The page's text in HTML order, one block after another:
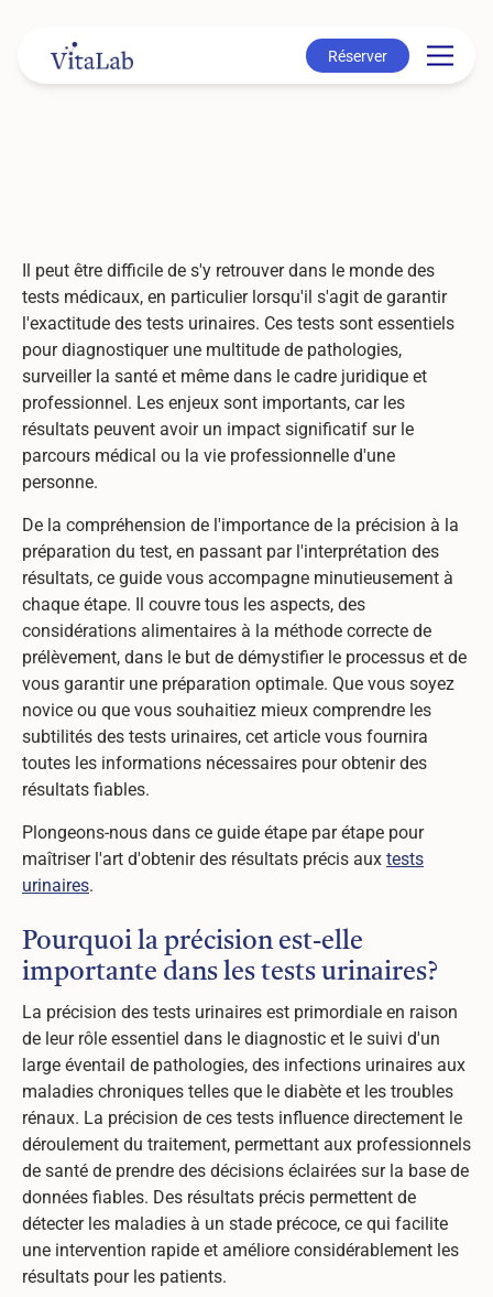
Réserver
Réserver
Il peut être difficile de s'y retrouver dans le monde des
tests médicaux, en particulier lorsqu'il s'agit de garantir
l'exactitude des tests urinaires. Ces tests sont essentiels
pour diagnostiquer une multitude de pathologies,
surveiller la santé et même dans le cadre juridique et
professionnel. Les enjeux sont importants, car les
résultats peuvent avoir un impact significatif sur le
parcours médical ou la vie professionnelle d'une
personne.
De la compréhension de l'importance de la précision à la
préparation du test, en passant par l'interprétation des
résultats, ce guide vous accompagne minutieusement à
chaque étape. Il couvre tous les aspects, des
considérations alimentaires à la méthode correcte de
prélèvement, dans le but de démystifier le processus et de
vous garantir une préparation optimale. Que vous soyez
novice ou que vous souhaitiez mieux comprendre les
subtilités des tests urinaires, cet article vous fournira
toutes les informations nécessaires pour obtenir des
résultats fiables.
Plongeons-nous dans ce guide étape par étape pour
maîtriser l'art d'obtenir des résultats précis aux tests
urinaires.
Pourquoi la précision est-elle
importante dans les tests urinaires?
La précision des tests urinaires est primordiale en raison
de leur rôle essentiel dans le diagnostic et le suivi d'un
large éventail de pathologies, des infections urinaires aux
maladies chroniques telles que le diabète et les troubles
rénaux. La précision de ces tests influence directement le
déroulement du traitement, permettant aux professionnels
de santé de prendre des décisions éclairées sur la base de
données fiables. Des résultats précis permettent de
détecter les maladies à un stade précoce, ce qui facilite
une intervention rapide et améliore considérablement les
résultats pour les patients.